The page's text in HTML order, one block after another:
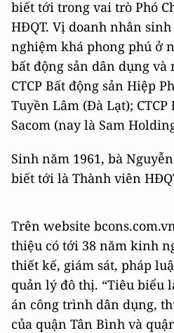
biết tới trong vai trò Phó
HĐQT. Vị doanh nhân
nghiệm khá phong phú ở
bất động sản dân dụng
CTCP Bất động sản Hiệp
Tuyền Lâm (Đà Lạt);
Sacom (nay là Sam
Sinh năm 1961, bà
biết tới là Thành viên
Trên website
thiệu có tới 38 năm kinh
thiết kế, giám sát, pháp
quản lý đô thị. “Tiêu biểu
án công trình dân dụng,
của quận Tân Bình và